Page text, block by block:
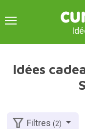
Idées
Filtres(2)